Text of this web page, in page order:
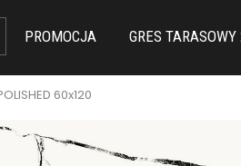
PROMOCJA GRES
60x120